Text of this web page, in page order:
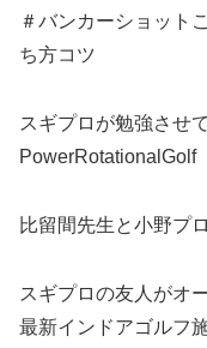
＃バンカーショット
ち方コツ
スギプロが勉強させ
PowerRotationalGolf
比留間先生と小野プ
スギプロの友人がオ
最新インドアゴルフ